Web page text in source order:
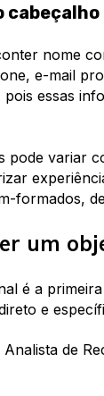
cabeçalho
nome
e-mail
pois essas
pode variar
formados,
um
é a
e
de